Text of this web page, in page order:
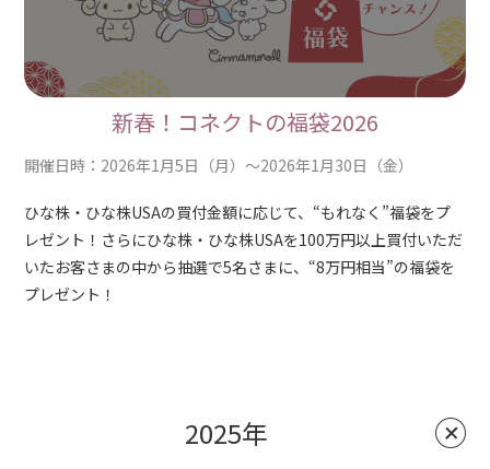
新春！コネクトの福袋2026
開催日時：2026年1月5日（月）～2026年1月30日（金）
ひな株・ひな株USAの買付金額に応じて、“もれなく”福袋をプ
レゼント！さらにひな株・ひな株USAを100万円以上買付いただ
いたお客さまの中から抽選で5名さまに、“8万円相当”の福袋を
プレゼント！
2025年